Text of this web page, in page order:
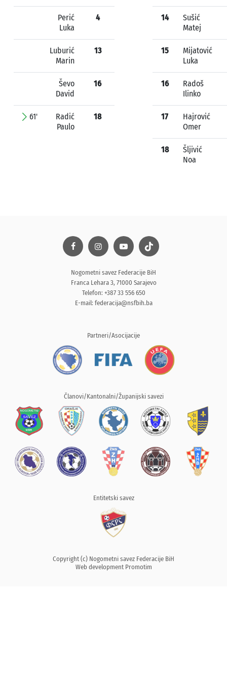
Perić
Luka
4
Luburić
Marin
13
Ševo
David
16
61'
Radić
Paulo
18
14
Sušić
Matej
15
Mijatović
Luka
16
Radoš
Ilinko
17
Hajrović
Omer
18
Šljivić
Noa
Nogometni savez Federacije BiH
Franca Lehara 3, 71000 Sarajevo
Telefon: +387 33 556 650
E-mail: federacija@nsfbih.ba
Partneri/Asocijacije
Članovi/Kantonalni/Županijski savezi
Entitetski savez
Copyright (c) Nogometni savez Federacije BiH
Web development Promotim